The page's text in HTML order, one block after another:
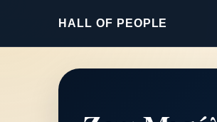
HALL OF PEOPLE